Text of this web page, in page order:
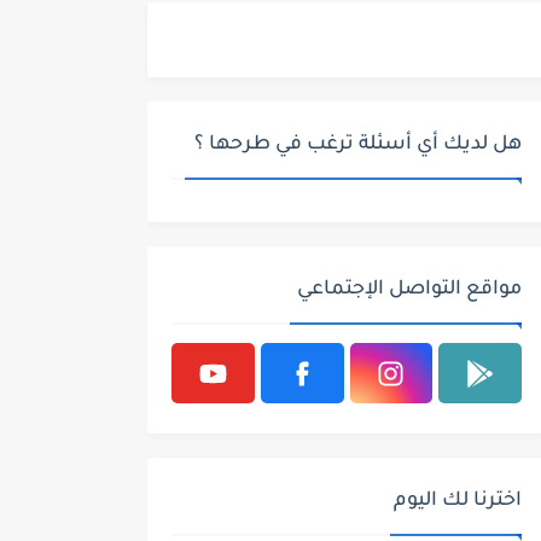
هل لديك أي أسئلة ترغب في طرحها ؟
مواقع التواصل الإجتماعي
اخترنا لك اليوم